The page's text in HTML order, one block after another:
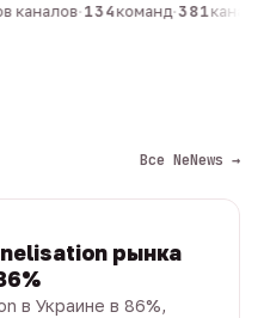
каналов·134команд·381
Все NeNews →
рынка
в Украине в 86%,